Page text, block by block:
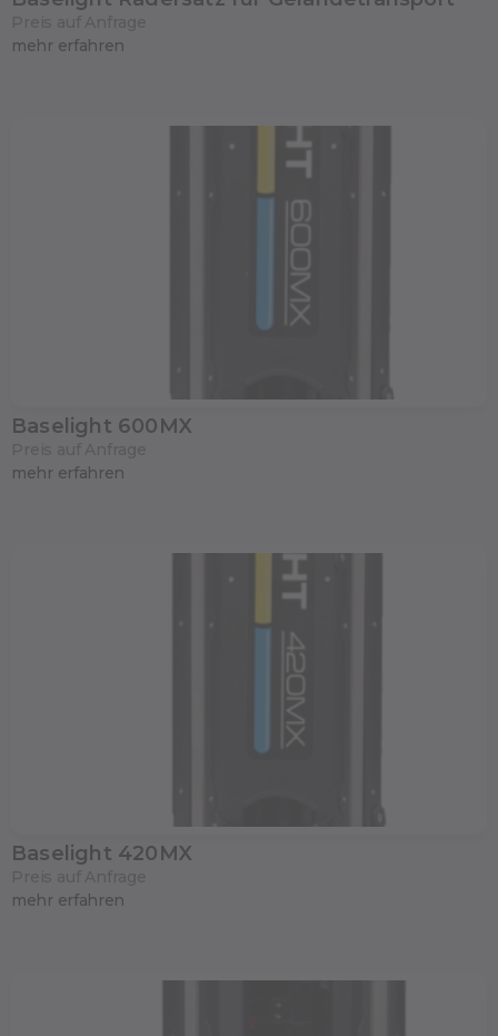
mehr erfahren
Baselight 600MX
mehr erfahren
Baselight 420MX
mehr erfahren